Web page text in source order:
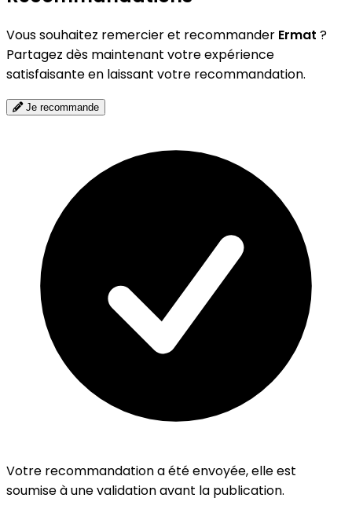
Vous souhaitez remercier et recommander Ermat ?
Partagez dès maintenant votre expérience
satisfaisante en laissant votre recommandation.
Je recommande
Votre recommandation a été envoyée, elle est
soumise à une validation avant la publication.